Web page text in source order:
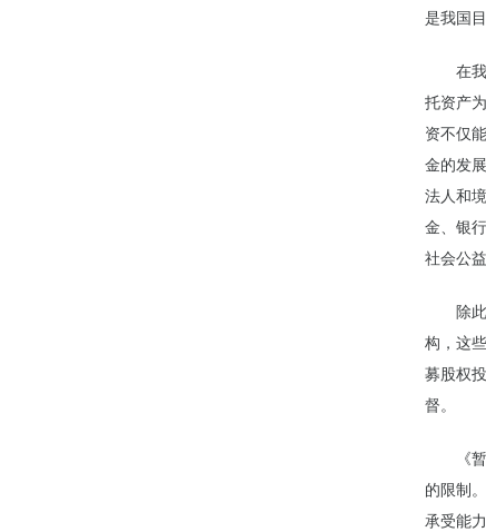
是我国
在
托资产
资不仅
金的发
法人和
金、银
社会公
除
构，这
募股权
督。
《
的限制
承受能